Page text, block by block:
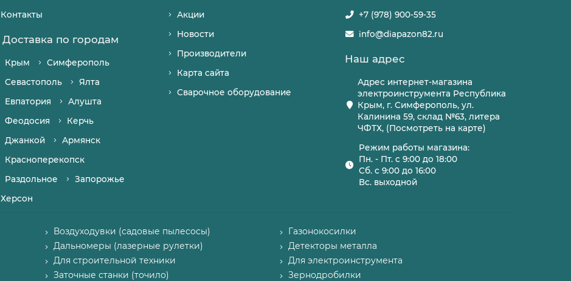
Контакты
Доставка по городам
Крым
Симферополь
Севастополь
Ялта
Евпатория
Алушта
Феодосия
Керчь
Джанкой
Армянск
Красноперекопск
Раздольное
Запорожье
Херсон
Акции
Новости
Производители
Карта сайта
Сварочное оборудование
+7 (978) 900-59-35
info@diapazon82.ru
Наш адрес
Адрес интернет-магазина
электроинструмента Республика
Крым, г. Симферополь, ул.
Калинина 59, склад №63, литера
ЧФТХ, (Посмотреть на карте)
Режим работы магазина:
Пн. - Пт. с 9:00 до 18:00
Сб. с 9:00 до 16:00
Вс. выходной
Воздуходувки (садовые пылесосы)
Газонокосилки
Дальномеры (лазерные рулетки)
Детекторы металла
Для строительной техники
Для электроинструмента
Заточные станки (точило)
Зернодробилки